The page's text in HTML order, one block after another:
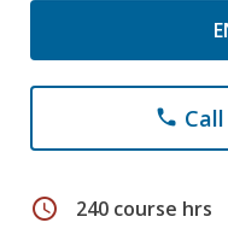
phone
schedule 240 course hrs